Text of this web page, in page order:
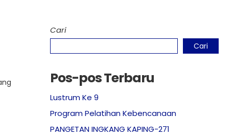
Cari
Cari
Pos-pos Terbaru
Lustrum Ke 9
Program Pelatihan Kebencanaan
PANGETAN INGKANG KAPING-271